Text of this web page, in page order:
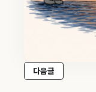
다음글